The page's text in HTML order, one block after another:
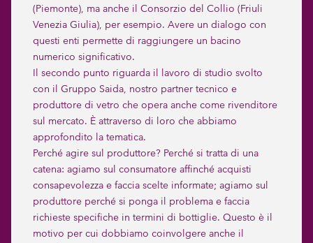
(Piemonte), ma anche il Consorzio del Collio (Friuli
Venezia Giulia), per esempio. Avere un dialogo con
questi enti permette di raggiungere un bacino
numerico significativo.
Il secondo punto riguarda il lavoro di studio svolto
con il Gruppo Saida, nostro partner tecnico e
produttore di vetro che opera anche come rivenditore
sul mercato. È attraverso di loro che abbiamo
approfondito la tematica.
Perché agire sul produttore? Perché si tratta di una
catena: agiamo sul consumatore affinché acquisti
consapevolezza e faccia scelte informate; agiamo sul
produttore perché si ponga il problema e faccia
richieste specifiche in termini di bottiglie. Questo è il
motivo per cui dobbiamo coinvolgere anche il